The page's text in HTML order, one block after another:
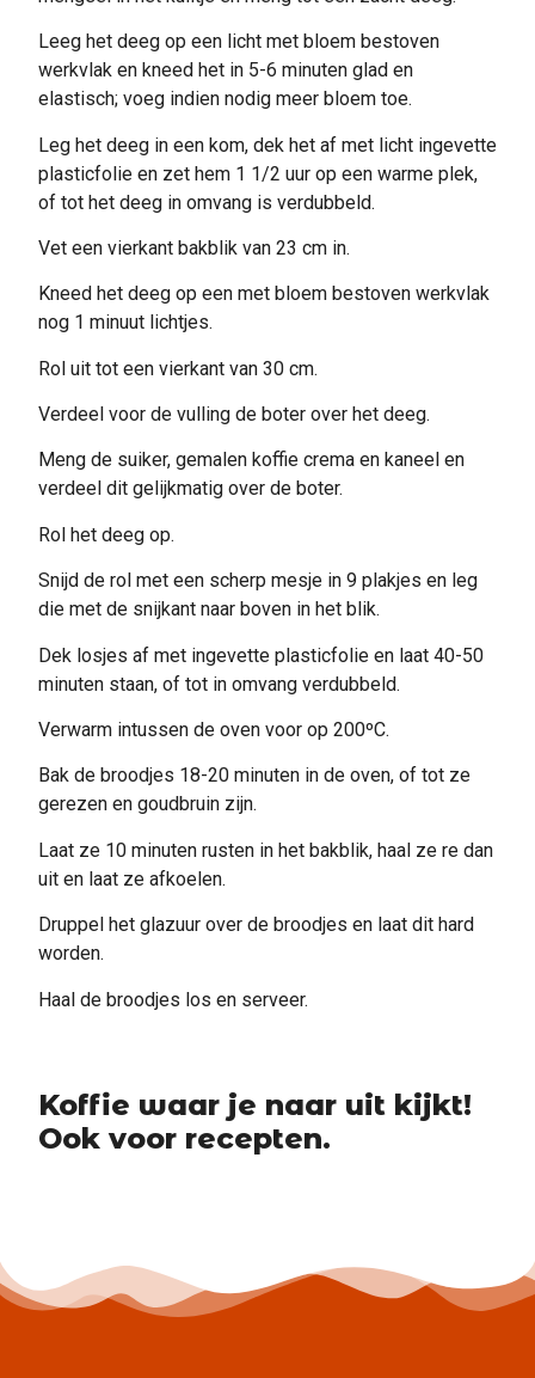
Leeg het deeg op een licht met bloem bestoven
werkvlak en kneed het in 5-6 minuten glad en
elastisch; voeg indien nodig meer bloem toe.
Leg het deeg in een kom, dek het af met licht ingevette
plasticfolie en zet hem 1 1/2 uur op een warme plek,
of tot het deeg in omvang is verdubbeld.
Vet een vierkant bakblik van 23 cm in.
Kneed het deeg op een met bloem bestoven werkvlak
nog 1 minuut lichtjes.
Rol uit tot een vierkant van 30 cm.
Verdeel voor de vulling de boter over het deeg.
Meng de suiker, gemalen koffie crema en kaneel en
verdeel dit gelijkmatig over de boter.
Rol het deeg op.
Snijd de rol met een scherp mesje in 9 plakjes en leg
die met de snijkant naar boven in het blik.
Dek losjes af met ingevette plasticfolie en laat 40-50
minuten staan, of tot in omvang verdubbeld.
Verwarm intussen de oven voor op 200ºC.
Bak de broodjes 18-20 minuten in de oven, of tot ze
gerezen en goudbruin zijn.
Laat ze 10 minuten rusten in het bakblik, haal ze re dan
uit en laat ze afkoelen.
Druppel het glazuur over de broodjes en laat dit hard
worden.
Haal de broodjes los en serveer.
Koffie waar je naar uit kijkt!
Ook voor recepten.